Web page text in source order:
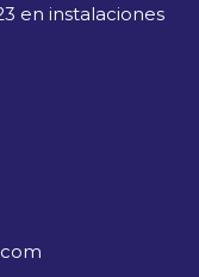
en instalaciones